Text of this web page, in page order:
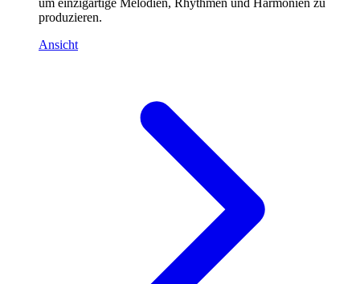
produzieren.
Ansicht